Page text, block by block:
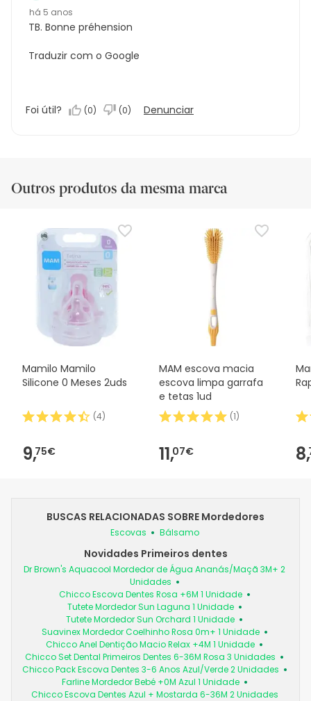
há 5 anos
TB. Bonne préhension
Traduzir com o Google
Foi útil? (0) (0) Denunciar
Outros produtos da mesma marca
Mamilo Mamilo
Silicone 0 Meses 2uds
(4)
9,75€
MAM escova macia
escova limpa garrafa
e tetas 1ud
(1)
11,07€ 8,
BUSCAS RELACIONADAS SOBRE Mordedores
Escovas Bálsamo
Novidades Primeiros dentes
Dr Brown's Aquacool Mordedor de Água Ananás/Maçã 3M+ 2
Unidades
Chicco Escova Dentes Rosa +6M 1 Unidade
Tutete Mordedor Sun Laguna 1 Unidade
Tutete Mordedor Sun Orchard 1 Unidade
Suavinex Mordedor Coelhinho Rosa 0m+ 1 Unidade
Chicco Anel Dentição Macio Relax +4M 1 Unidade
Chicco Set Dental Primeiros Dentes 6-36M Rosa 3 Unidades
Chicco Pack Escova Dentes 3-6 Anos Azul/Verde 2 Unidades
Farline Mordedor Bebé +0M Azul 1 Unidade
Chicco Escova Dentes Azul + Mostarda 6-36M 2 Unidades